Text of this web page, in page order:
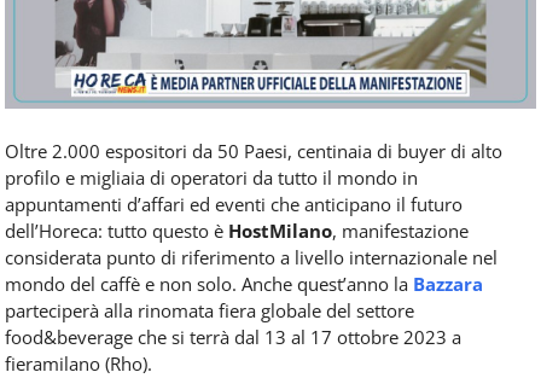
Horeca.
Oltre 2.000 espositori da 50 Paesi, centinaia di buyer di alto
profilo e migliaia di operatori da tutto il mondo in
appuntamenti d’affari ed eventi che anticipano il futuro
dell’Horeca: tutto questo è HostMilano, manifestazione
considerata punto di riferimento a livello internazionale nel
mondo del caffè e non solo. Anche quest’anno la Bazzara
parteciperà alla rinomata fiera globale del settore
food&beverage che si terrà dal 13 al 17 ottobre 2023 a
fieramilano (Rho).